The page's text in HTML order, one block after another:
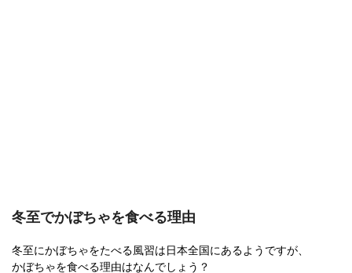
冬至でかぼちゃを食べる理由
冬至にかぼちゃをたべる風習は日本全国にあるようですが、
かぼちゃを食べる理由はなんでしょう？